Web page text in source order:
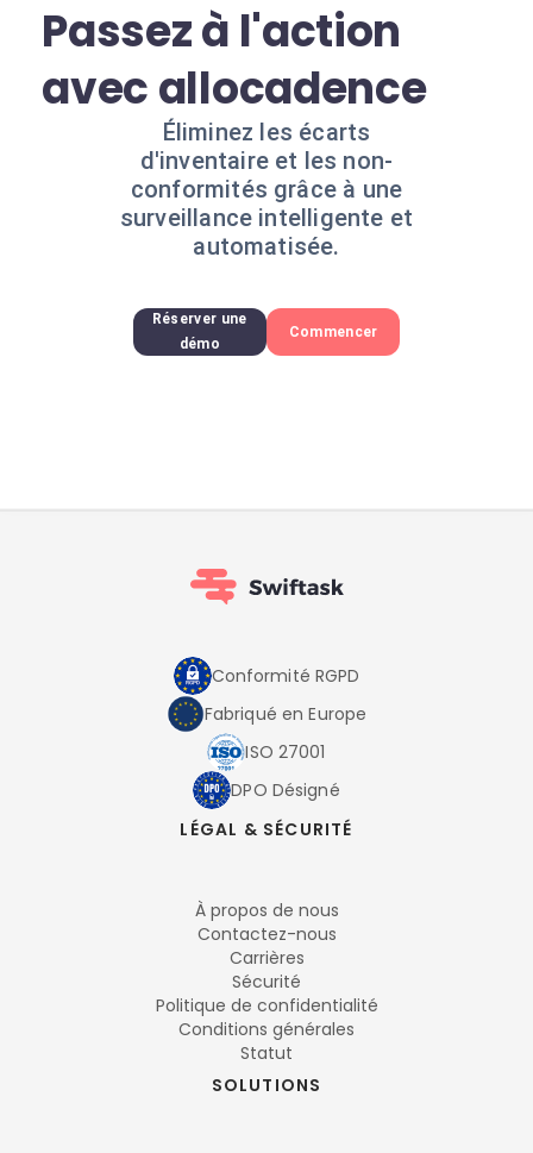
Passez à l'action
avec allocadence
Éliminez les écarts
d'inventaire et les non-
conformités grâce à une
surveillance intelligente et
automatisée.
Réserver une
démo
Commencer
Conformité RGPD
Fabriqué en Europe
ISO 27001
DPO Désigné
LÉGAL & SÉCURITÉ
À propos de nous
Contactez-nous
Carrières
Sécurité
Politique de confidentialité
Conditions générales
Statut
SOLUTIONS